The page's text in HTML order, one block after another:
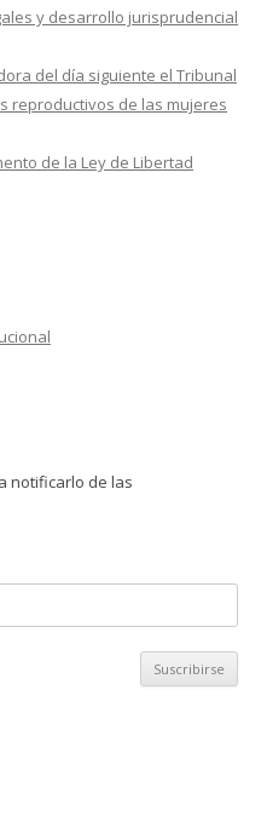
y desarrollo jurisprudencial
del día siguiente el Tribunal
reproductivos de las mujeres
de la Ley de Libertad
notificarlo de las